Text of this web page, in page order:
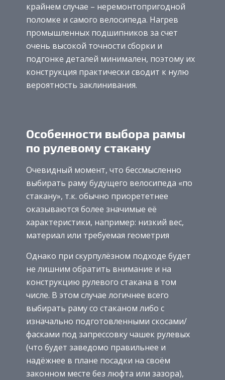
крайнем случае – неремонтопригодной
поломке и самого велосипеда. Нагрев
промышленных подшипников за счет
очень высокой точности сборки и
подгонке деталей минимален, поэтому их
конструкция практически сводит к нулю
вероятность заклинивания.
Особенности выбора рамы
по рулевому стакану
Очевидный момент, что бессмысленно
выбирать раму будущего велосипеда «по
стакану», т.к. обычно приорететнее
оказываются более значимые её
характеристики, например: низкий вес,
материал или требуемая геометрия
Однако при скурпулёзном подходе будет
не лишним обратить внимание и на
конструкцию рулевого стакана в том
числе. В этом случае логичнее всего
выбирать раму со стаканом либо с
изначально подготовленными скосами/
фасками под запрессовку чашек рулевых
(что будет заведомо правильнее и
надёжнее в плане посадки на своём
законном месте без люфта или зазора),